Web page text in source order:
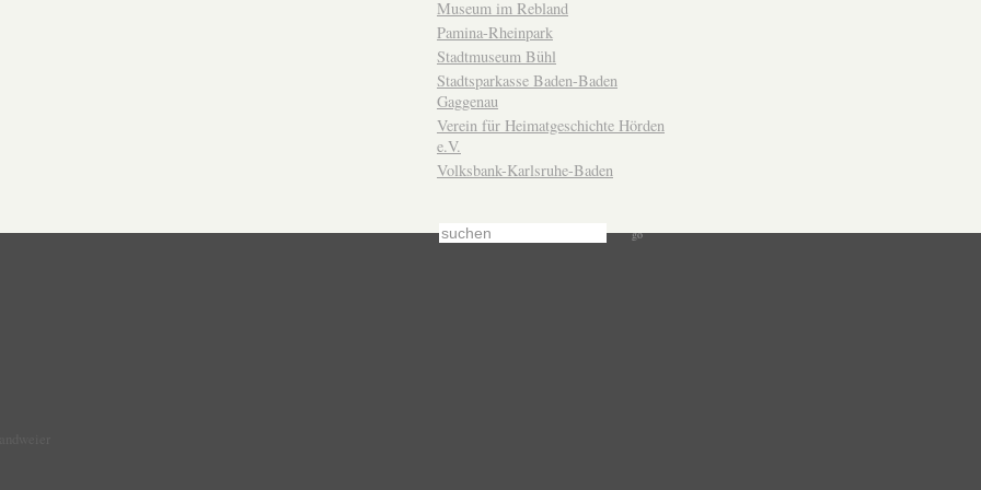
Museum im Rebland
Pamina-Rheinpark
Stadtmuseum Bühl
Stadtsparkasse Baden-Baden
Gaggenau
Verein für Heimatgeschichte Hörden
e.V.
Volksbank-Karlsruhe-Baden